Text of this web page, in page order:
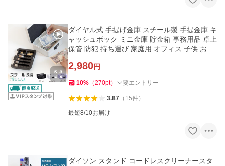
ダイヤル式 手提げ金庫 スチール製 手提金庫 キ
ャッシュボック ミニ金庫 貯金箱 事務用品 卓上
保管 防犯 持ち運び 家庭用 オフィス 子供 おし
2,980円
10% （270pt） 要エントリー
3.87（ 15件）
最短8/10お届け
ダイソン スタンド コードレスクリーナースタ